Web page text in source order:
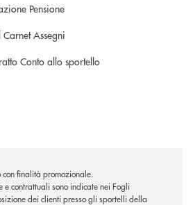
Pensione
Assegni
Conto allo sportello
finalità promozionale.
e contrattuali sono indicate nei Fogli
dei clienti presso gli sportelli della